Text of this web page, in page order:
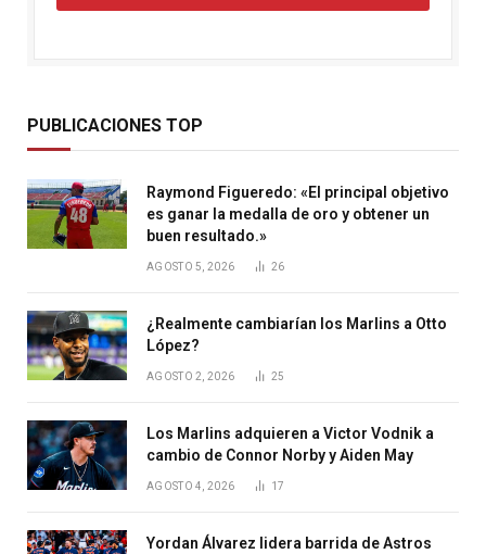
PUBLICACIONES TOP
Raymond Figueredo: «El principal objetivo
es ganar la medalla de oro y obtener un
buen resultado.»
AGOSTO 5, 2026 26
¿Realmente cambiarían los Marlins a Otto
López?
AGOSTO 2, 2026 25
Los Marlins adquieren a Victor Vodnik a
cambio de Connor Norby y Aiden May
AGOSTO 4, 2026 17
Yordan Álvarez lidera barrida de Astros